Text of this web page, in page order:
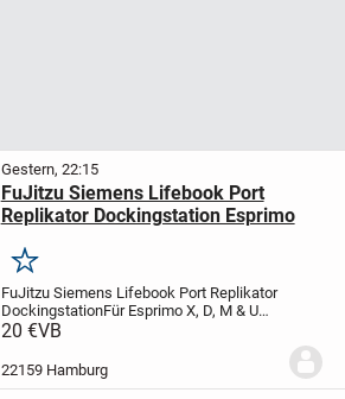
Gestern, 22:15
FuJitzu Siemens Lifebook Port
Replikator Dockingstation Esprimo
Merken
FuJitzu Siemens Lifebook Port Replikator
DockingstationFür Esprimo X, D, M & U
Serie FPCPR231 / CP662803
Abkopplung in nur einem Schritt
20 €VB
22159 Hamburg